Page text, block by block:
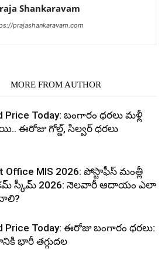
Shankaravam
prajashankaravam.com
MORE FROM AUTHOR
Price Today: బంగారం ధరలు మళ్లీ
ఈరోజు గోల్డ్, సిల్వర్ ధరలు
Office MIS 2026: పోస్టాఫీస్ మంత్లీ
స్కీమ్ 2026: నెలవారీ ఆదాయం ఎలా
Price Today: ఈరోజు బంగారం ధరలు:
భారీ తగ్గుదల